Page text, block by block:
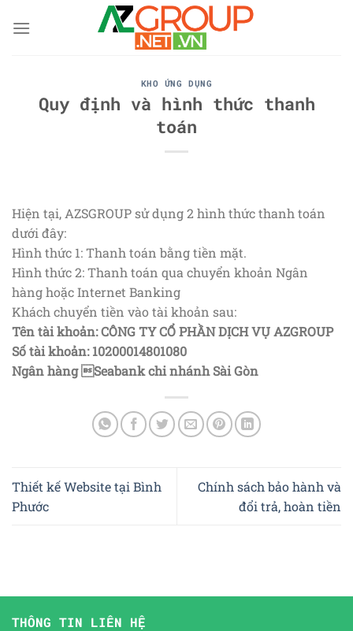
KHO ỨNG DỤNG
Quy định và hình thức thanh
toán
Hiện tại, AZSGROUP sử dụng 2 hình thức thanh toán
dưới đây:
Hình thức 1: Thanh toán bằng tiền mặt.
Hình thức 2: Thanh toán qua chuyển khoản Ngân
hàng hoặc Internet Banking
Khách chuyển tiền vào tài khoản sau:
Tên tài khoản: CÔNG TY CỔ PHẦN DỊCH VỤ AZGROUP
Số tài khoản: 10200014801080
Ngân hàng Seabank chi nhánh Sài Gòn
Thiết kế Website tại Bình
Phước
Chính sách bảo hành và
đổi trả, hoàn tiền
THÔNG TIN LIÊN HỆ